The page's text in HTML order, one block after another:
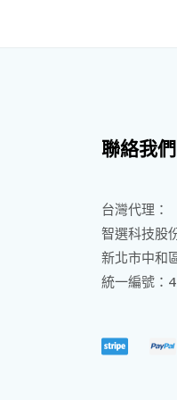
聯絡我們
台灣代理：
智選科技股
新北市中和
統一編號：